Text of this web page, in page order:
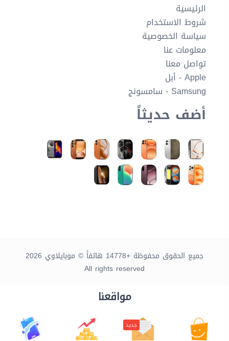
الرئيسية
شروط الاستخدام
سياسة الخصوصية
معلومات عنا
تواصل معنا
Apple - أبل
Samsung - سامسونج
أضف حديثاً
جميع الحقوق محفوظة +14778 هاتفاً © موبايلاوي 2026
All rights reserved